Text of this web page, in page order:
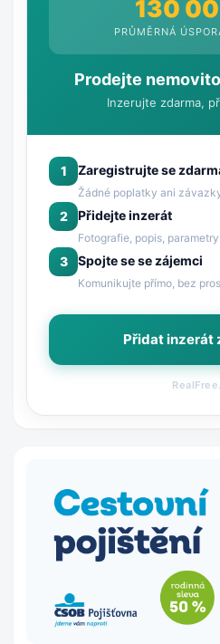
130
PRŮMĚRNÁ
Prodejte
Inzerujte zdarma,
1 Zaregistrujte se
Žádné poplatky ani
2 Přidejte inzerát
Fotografie, popis, parametry
3 Spojte se se zájemci
Komunikujte přímo, bez
Přidat inzerát